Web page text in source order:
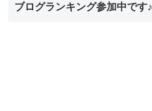
ブログランキング参加中です♪